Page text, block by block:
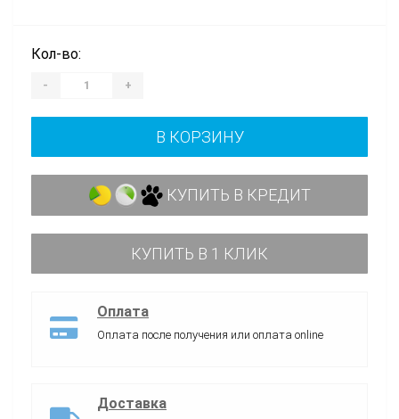
Кол-во:
- +
В КОРЗИНУ
КУПИТЬ В КРЕДИТ
КУПИТЬ В 1 КЛИК
Оплата
Оплата после получения или оплата online
Доставка